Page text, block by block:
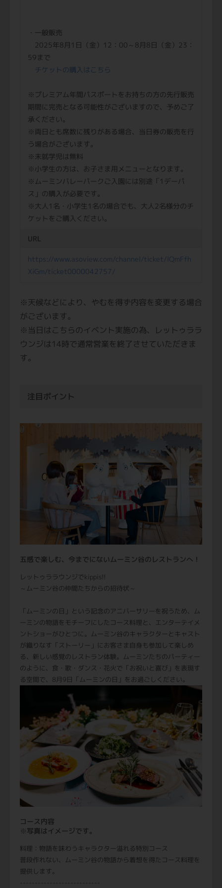
・一般販売
2025年8月1日（金）12：00～8月8日（金）23：
59まで
チケットの購入はこちら
※プレミアム年間パスポートをお持ちの方の先行販売
期間に完売となる可能性がございますので、予めご了
承ください。
※両日とも席数に残りがある場合、当日券の販売を行
う場合がございます。
※未就学児は無料
※小学生の方は、お子さま用メニューとなります。
※ムーミンバレーパークご入園には別途「1デーパ
ス」の購入が必要です。
※大人1名・小学生1名の場合でも、大人2名様分のチ
ケットをご購入ください。
URL
https://www.asoview.com/channel/ticket/lQmFfh
XiGm/ticket0000042757/
※天候などにより、やむを得ず内容を変更する場合
がございます。
※当日はこちらのイベント実施の為、レットゥララ
ウンジは14時で通常営業を終了させていただきま
す。
注目ポイント
五感で楽しむ、今までにないムーミン谷のレストランへ！
レットゥララウンジでkippis!!
～ムーミン谷の仲間たちからの招待状～
「ムーミンの日」という記念のアニバーサリーを祝うため、ム
ーミンの物語をモチーフにしたコース料理と、エンターテイメ
ントショーがひとつに。ムーミン谷のキャラクターとキャスト
が織りなす「ストーリー」にお客さま自身も参加して楽しめ
る、新しい感覚のレストラン体験。ムーミンたちのパーティー
のように、食・歌・ダンス・花火で「お祝いと喜び」を表現す
る空間で、8月9日「ムーミンの日」をお過ごしください。
コース内容
※写真はイメージです。
料理：物語を味わうキャラクター溢れる特別コース
普段作れない、ムーミン谷の物語から着想を得たコース料理を
提供します。